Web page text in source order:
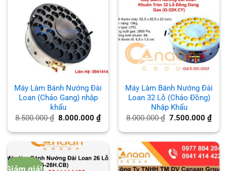
Máy Làm Bánh Nướng Đài
Loan (Chảo Gang) nhập
khẩu
8.500.000₫ Giá
là:
8.000.000₫Giá
tại
8.000.000 ₫.
Máy Làm Bánh Nướng Đài
Loan 32 Lỗ (Chảo Đồng)
Nhập Khẩu
8.000.000₫ Giá
là:
7.500.000₫Giá
tại